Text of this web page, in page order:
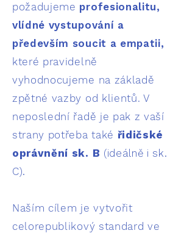
požadujeme profesionalitu,
vlídné vystupování a
především soucit a empatii,
které pravidelně
vyhodnocujeme na základě
zpětné vazby od klientů. V
neposlední řadě je pak z vaší
strany potřeba také řidičské
oprávnění sk. B (ideálně i sk.
C).
Naším cílem je vytvořit
celorepublikový standard ve